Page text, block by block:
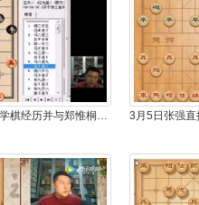
张强直播介绍了王天一的学棋经历并与郑惟桐进行了比较